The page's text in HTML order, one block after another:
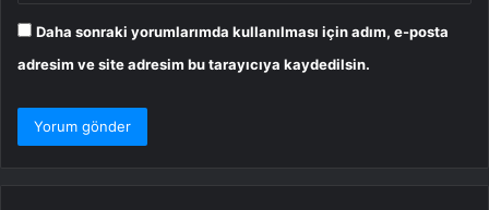
Daha sonraki yorumlarımda kullanılması için adım, e-posta
adresim ve site adresim bu tarayıcıya kaydedilsin.